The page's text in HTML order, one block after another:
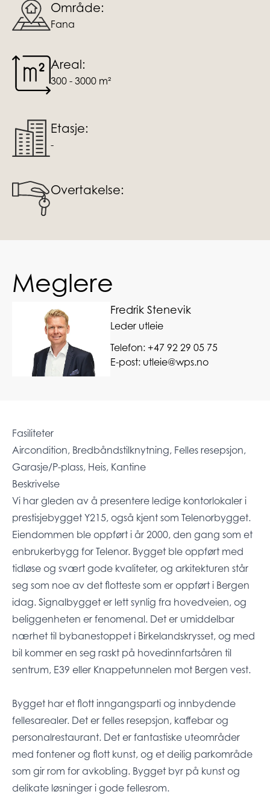
Område:
Fana
Areal:
300 - 3000 m²
Etasje:
-
Overtakelse:
Meglere
Fredrik Stenevik
Leder utleie
Telefon:+47 92 29 05 75
E-post: utleie@wps.no
Fasiliteter
Aircondition, Bredbåndstilknytning, Felles resepsjon,
Garasje/P-plass, Heis, Kantine
Beskrivelse
Vi har gleden av å presentere ledige kontorlokaler i
prestisjebygget Y215, også kjent som Telenorbygget.
Eiendommen ble oppført i år 2000, den gang som et
enbrukerbygg for Telenor. Bygget ble oppført med
tidløse og svært gode kvaliteter, og arkitekturen står
seg som noe av det flotteste som er oppført i Bergen
idag. Signalbygget er lett synlig fra hovedveien, og
beliggenheten er fenomenal. Det er umiddelbar
nærhet til bybanestoppet i Birkelandskrysset, og med
bil kommer en seg raskt på hovedinnfartsåren til
sentrum, E39 eller Knappetunnelen mot Bergen vest.
Bygget har et flott inngangsparti og innbydende
fellesarealer. Det er felles resepsjon, kaffebar og
personalrestaurant. Det er fantastiske uteområder
med fontener og flott kunst, og et deilig parkområde
som gir rom for avkobling. Bygget byr på kunst og
delikate løsninger i gode fellesrom.